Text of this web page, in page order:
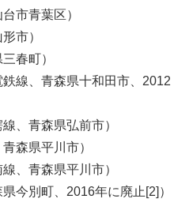
市青葉区）
市）
春町）
線、青森県十和田市、2012
、青森県弘前市）
森県平川市）
、青森県平川市）
今別町、2016年に廃止[2]）